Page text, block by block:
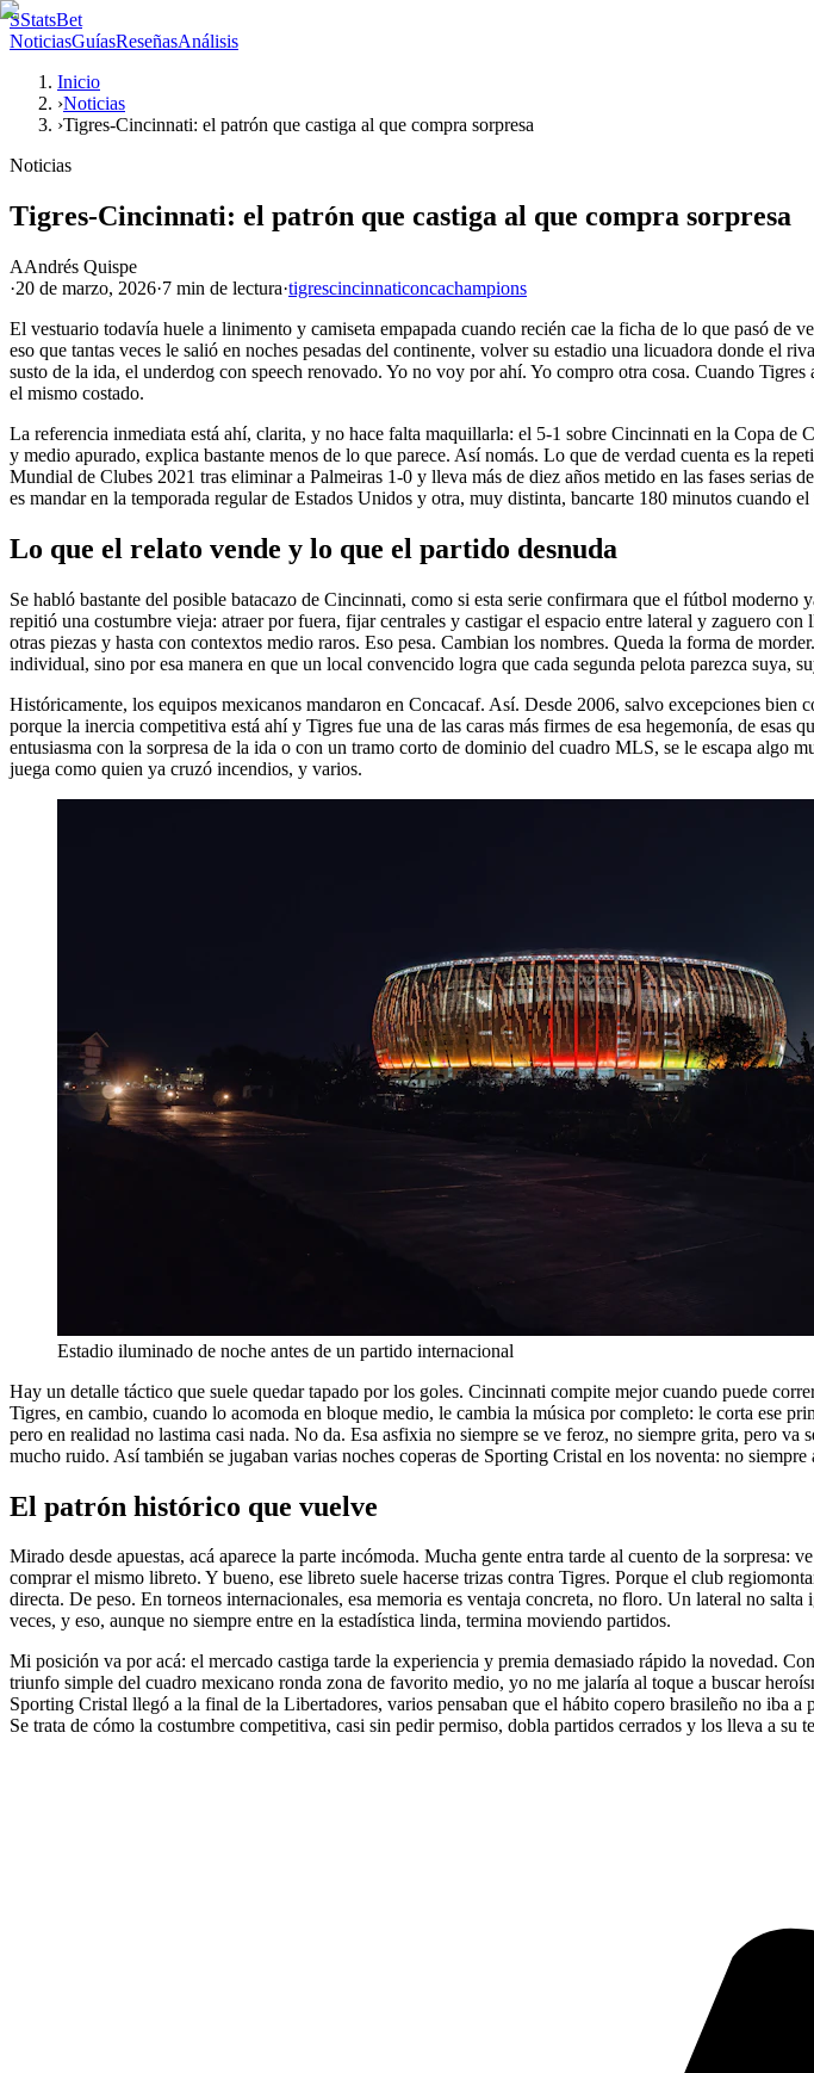
SStatsBet
NoticiasGuíasReseñasAnálisis
Inicio
›Noticias
›Tigres-Cincinnati: el patrón que castiga al que compra sorpresa
Noticias
Tigres-Cincinnati: el patrón que castiga al que compra sorpresa
AAndrés Quispe
·20 de marzo, 2026·7 min de lectura·tigrescincinnaticoncachampions
El vestuario todavía huele a linimento y camiseta empapada cuando recién cae la ficha de lo que pasó
eso que tantas veces le salió en noches pesadas del continente, volver su estadio una licuadora donde el
susto de la ida, el underdog con speech renovado. Yo no voy por ahí. Yo compro otra cosa. Cuando
el mismo costado.
La referencia inmediata está ahí, clarita, y no hace falta maquillarla: el 5-1 sobre Cincinnati en la Copa
y medio apurado, explica bastante menos de lo que parece. Así nomás. Lo que de verdad cuenta es la
Mundial de Clubes 2021 tras eliminar a Palmeiras 1-0 y lleva más de diez años metido en las fases
es mandar en la temporada regular de Estados Unidos y otra, muy distinta, bancarte 180 minutos cuando
Lo que el relato vende y lo que el partido desnuda
Se habló bastante del posible batacazo de Cincinnati, como si esta serie confirmara que el fútbol
repitió una costumbre vieja: atraer por fuera, fijar centrales y castigar el espacio entre lateral y zaguero
otras piezas y hasta con contextos medio raros. Eso pesa. Cambian los nombres. Queda la forma de
individual, sino por esa manera en que un local convencido logra que cada segunda pelota parezca suya,
Históricamente, los equipos mexicanos mandaron en Concacaf. Así. Desde 2006, salvo excepciones
porque la inercia competitiva está ahí y Tigres fue una de las caras más firmes de esa hegemonía, de esas
entusiasma con la sorpresa de la ida o con un tramo corto de dominio del cuadro MLS, se le escapa algo
juega como quien ya cruzó incendios, y varios.
Estadio iluminado de noche antes de un partido internacional
Hay un detalle táctico que suele quedar tapado por los goles. Cincinnati compite mejor cuando puede
Tigres, en cambio, cuando lo acomoda en bloque medio, le cambia la música por completo: le corta ese
pero en realidad no lastima casi nada. No da. Esa asfixia no siempre se ve feroz, no siempre grita, pero
mucho ruido. Así también se jugaban varias noches coperas de Sporting Cristal en los noventa: no
El patrón histórico que vuelve
Mirado desde apuestas, acá aparece la parte incómoda. Mucha gente entra tarde al cuento de la
comprar el mismo libreto. Y bueno, ese libreto suele hacerse trizas contra Tigres. Porque el club
directa. De peso. En torneos internacionales, esa memoria es ventaja concreta, no floro. Un lateral no
veces, y eso, aunque no siempre entre en la estadística linda, termina moviendo partidos.
Mi posición va por acá: el mercado castiga tarde la experiencia y premia demasiado rápido la novedad.
triunfo simple del cuadro mexicano ronda zona de favorito medio, yo no me jalaría al toque a buscar
Sporting Cristal llegó a la final de la Libertadores, varios pensaban que el hábito copero brasileño no iba
Se trata de cómo la costumbre competitiva, casi sin pedir permiso, dobla partidos cerrados y los lleva a su